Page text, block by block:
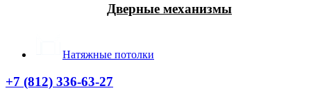
Дверные механизмы
Натяжные потолки
+7 (812) 336-63-27